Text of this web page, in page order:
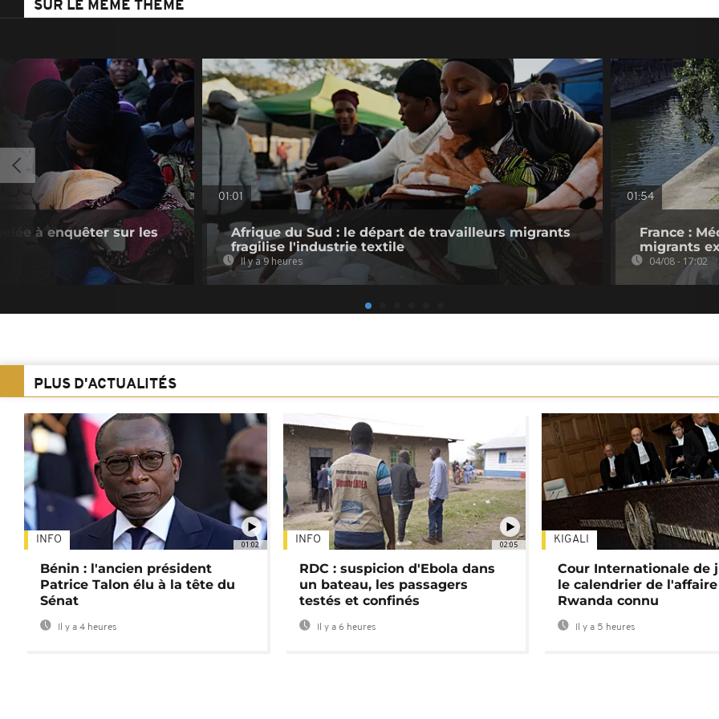
SUR LE MÊME THÈME
à enquêter sur les
01:01
Afrique du Sud : le départ de travailleurs migrants
fragilise l'industrie textile
Il y a 9 heures
01:54
France :
migrants
04/08 - 17:02
PLUS D'ACTUALITÉS
01:02
INFO
Bénin : l'ancien président
Patrice Talon élu à la tête du
Sénat
Il y a 4 heures
02:05
INFO
RDC : suspicion d'Ebola dans
un bateau, les passagers
testés et confinés
Il y a 6 heures
KIGALI
Cour Internationale de
le calendrier de l'affaire
Rwanda connu
Il y a 5 heures